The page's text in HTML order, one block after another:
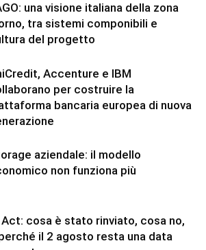
una visione italiana della zona
tra sistemi componibili e
del progetto
Accenture e IBM
per costruire la
bancaria europea di nuova
aziendale: il modello
non funziona più
Act: cosa è stato rinviato, cosa no,
il 2 agosto resta una data